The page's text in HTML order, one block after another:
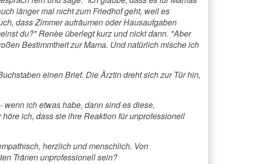
länger mal nicht zum Friedhof geht, weil es
dass Zimmer aufräumen oder Hausaufgaben
du?" Renèe überlegt kurz und nickt dann. "Aber
Bestimmtheit zur Mama. Und natürlich mische ich
einen Brief. Die Ärztin dreht sich zur Tür hin,
ich etwas habe, dann sind es diese,
ich, dass sie ihre Reaktion für unprofessionell
herzlich und menschlich. Von
Tränen unprofessionell sein?